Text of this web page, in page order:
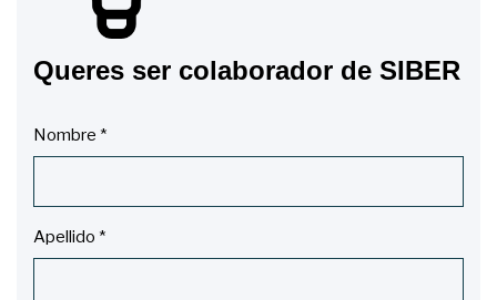
Queres ser colaborador de SIBER
Nombre *
Apellido *